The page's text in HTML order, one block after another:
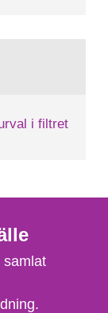
i filtret
samlat